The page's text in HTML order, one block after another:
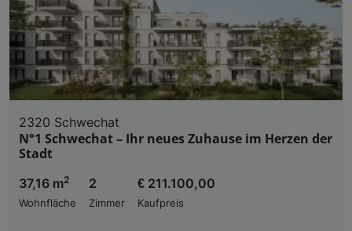
2320 Schwechat
N°1 Schwechat – Ihr neues Zuhause im Herzen der
Stadt
37,16 m2
Wohnfläche
2
Zimmer
€ 211.100,00
Kaufpreis